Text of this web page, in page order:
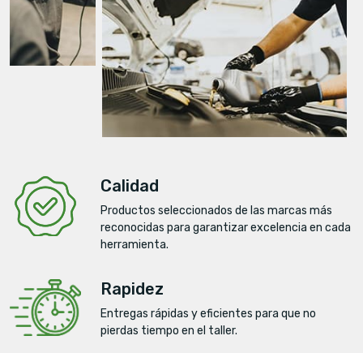
Calidad
Productos seleccionados de las marcas más
reconocidas para garantizar excelencia en cada
herramienta.
Rapidez
Entregas rápidas y eficientes para que no
pierdas tiempo en el taller.